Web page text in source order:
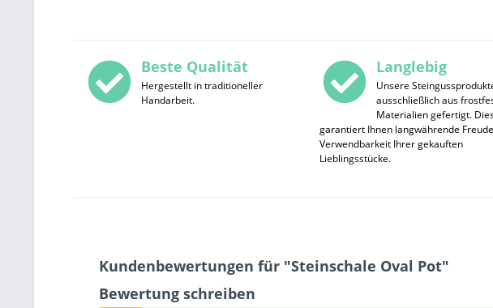
Beste Qualität
Hergestellt in traditioneller
Handarbeit.
Langlebig
Unsere
ausschließlich aus
Materialien gefertigt.
garantiert Ihnen langwährende
Verwendbarkeit Ihrer gekauften
Lieblingsstücke.
Kundenbewertungen für "Steinschale Oval Pot"
Bewertung schreiben